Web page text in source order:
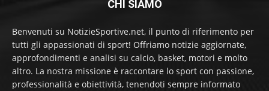
CHI SIAMO
Benvenuti su NotizieSportive.net, il punto di riferimento per
tutti gli appassionati di sport! Offriamo notizie aggiornate,
approfondimenti e analisi su calcio, basket, motori e molto
altro. La nostra missione è raccontare lo sport con passione,
professionalità e obiettività, tenendoti sempre informato